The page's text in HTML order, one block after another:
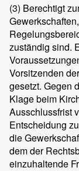
(3) Berechtigt
zuständig sind.
Vorsitzenden
gesetzt. Gegen
Klage beim
Ausschlussfrist
Entscheidung
die
dem der
einzuhaltende